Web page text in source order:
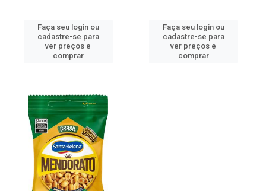
Faça seu login ou
cadastre-se para
ver preços e
comprar
Faça seu login ou
cadastre-se para
ver preços e
comprar